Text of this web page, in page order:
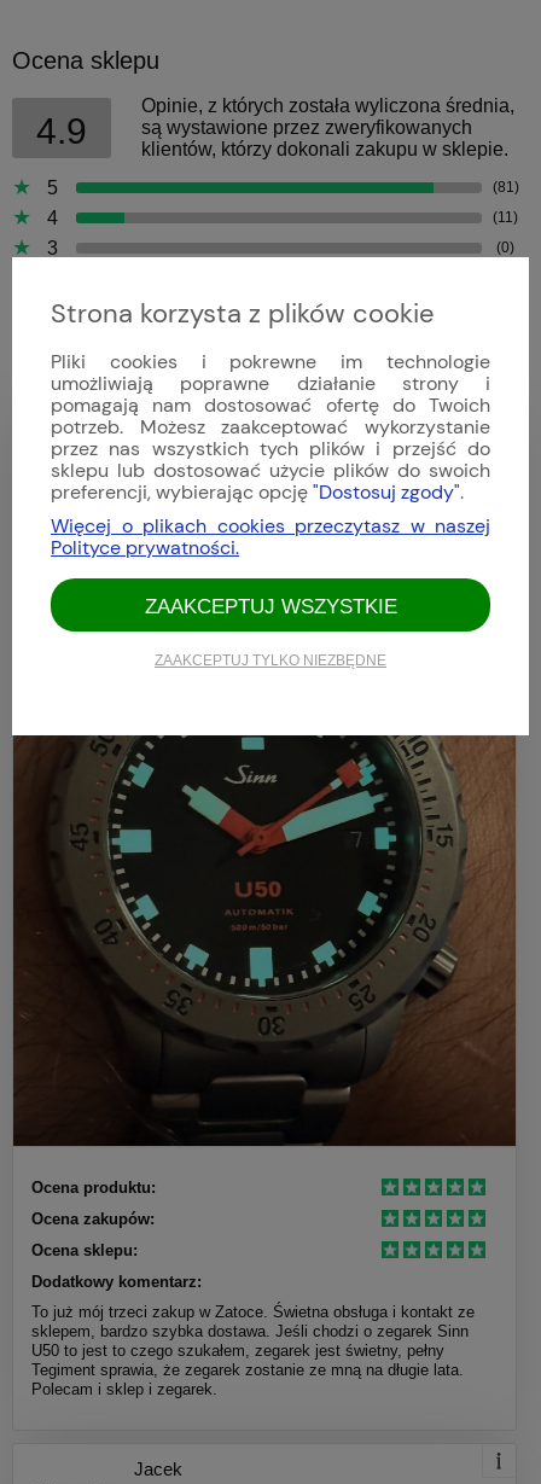
Ocena sklepu
4.9
Opinie, z których została wyliczona średnia,
są wystawione przez zweryfikowanych
klientów, którzy dokonali zakupu w sklepie.
5
(81)
4 (11)
3 (0)
1
Bartek
Dodano: 2026-04-09
Opinia zweryfikowana
Ocena produktu:
Ocena zakupów:
Ocena sklepu:
Dodatkowy komentarz:
To już mój trzeci zakup w Zatoce. Świetna obsługa i kontakt ze
sklepem, bardzo szybka dostawa. Jeśli chodzi o zegarek Sinn
U50 to jest to czego szukałem, zegarek jest świetny, pełny
Tegiment sprawia, że zegarek zostanie ze mną na długie lata.
Polecam i sklep i zegarek.
Jacek
Strona korzysta z plików cookie
Pliki cookies i pokrewne im technologie
umożliwiają poprawne działanie strony i
pomagają nam dostosować ofertę do Twoich
potrzeb. Możesz zaakceptować wykorzystanie
przez nas wszystkich tych plików i przejść do
sklepu lub dostosować użycie plików do swoich
preferencji, wybierając opcję"Dostosuj zgody".
Więcej o plikach cookies przeczytasz w naszej
Polityce prywatności.
ZAAKCEPTUJ TYLKO NIEZBĘDNE
ZAAKCEPTUJ WSZYSTKIE